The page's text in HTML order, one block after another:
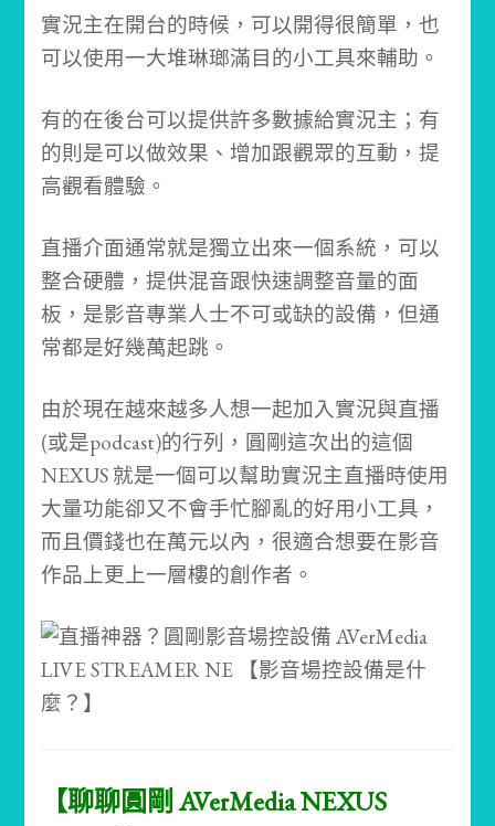
實況主在開台的時候，可以開得很簡單，也
可以使用一大堆琳瑯滿目的小工具來輔助。
有的在後台可以提供許多數據給實況主；有
的則是可以做效果、增加跟觀眾的互動，提
高觀看體驗。
直播介面通常就是獨立出來一個系統，可以
整合硬體，提供混音跟快速調整音量的面
板，是影音專業人士不可或缺的設備，但通
常都是好幾萬起跳。
由於現在越來越多人想一起加入實況與直播
(或是podcast)的行列，圓剛這次出的這個
NEXUS 就是一個可以幫助實況主直播時使用
大量功能卻又不會手忙腳亂的好用小工具，
而且價錢也在萬元以內，很適合想要在影音
作品上更上一層樓的創作者。
【聊聊圓剛 AVerMedia NEXUS